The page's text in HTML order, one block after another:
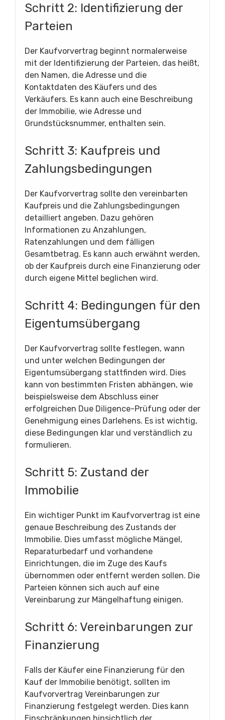
Schritt 2: Identifizierung der
Parteien
Der Kaufvorvertrag beginnt normalerweise
mit der Identifizierung der Parteien, das heißt,
den Namen, die Adresse und die
Kontaktdaten des Käufers und des
Verkäufers. Es kann auch eine Beschreibung
der Immobilie, wie Adresse und
Grundstücksnummer, enthalten sein.
Schritt 3: Kaufpreis und
Zahlungsbedingungen
Der Kaufvorvertrag sollte den vereinbarten
Kaufpreis und die Zahlungsbedingungen
detailliert angeben. Dazu gehören
Informationen zu Anzahlungen,
Ratenzahlungen und dem fälligen
Gesamtbetrag. Es kann auch erwähnt werden,
ob der Kaufpreis durch eine Finanzierung oder
durch eigene Mittel beglichen wird.
Schritt 4: Bedingungen für den
Eigentumsübergang
Der Kaufvorvertrag sollte festlegen, wann
und unter welchen Bedingungen der
Eigentumsübergang stattfinden wird. Dies
kann von bestimmten Fristen abhängen, wie
beispielsweise dem Abschluss einer
erfolgreichen Due Diligence-Prüfung oder der
Genehmigung eines Darlehens. Es ist wichtig,
diese Bedingungen klar und verständlich zu
formulieren.
Schritt 5: Zustand der
Immobilie
Ein wichtiger Punkt im Kaufvorvertrag ist eine
genaue Beschreibung des Zustands der
Immobilie. Dies umfasst mögliche Mängel,
Reparaturbedarf und vorhandene
Einrichtungen, die im Zuge des Kaufs
übernommen oder entfernt werden sollen. Die
Parteien können sich auch auf eine
Vereinbarung zur Mängelhaftung einigen.
Schritt 6: Vereinbarungen zur
Finanzierung
Falls der Käufer eine Finanzierung für den
Kauf der Immobilie benötigt, sollten im
Kaufvorvertrag Vereinbarungen zur
Finanzierung festgelegt werden. Dies kann
Einschränkungen hinsichtlich der